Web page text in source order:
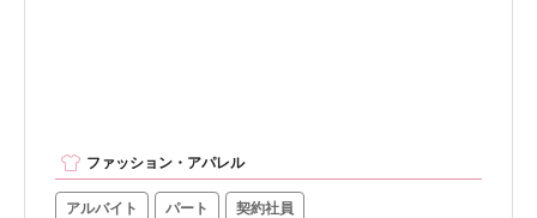
ファッション・アパレル
アルバイト パート 契約社員